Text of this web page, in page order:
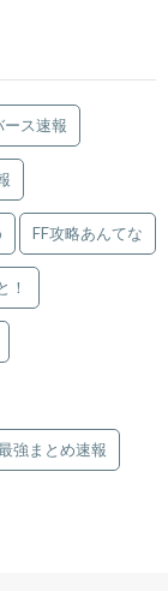
ース速報
FF攻略あんてな
！
強まとめ速報